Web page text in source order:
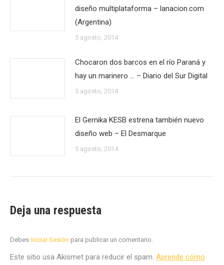
diseño multiplataforma – lanacion.com
(Argentina)
5 agosto, 2014
Chocaron dos barcos en el río Paraná y
hay un marinero … – Diario del Sur Digital
5 agosto, 2014
El Gernika KESB estrena también nuevo
diseño web – El Desmarque
5 agosto, 2014
Deja una respuesta
Debes Iniciar Sesión para publicar un comentario.
Este sitio usa Akismet para reducir el spam. Aprende cómo